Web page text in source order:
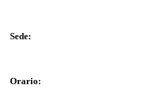
Sede:
Orario: